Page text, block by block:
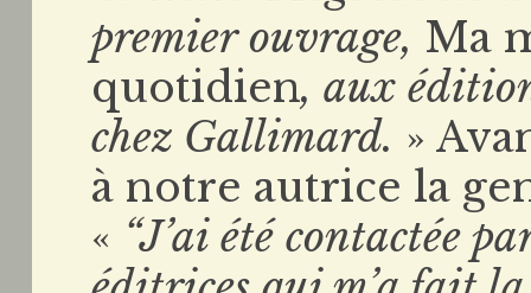
premier ouvrage, Ma
quotidien, aux
chez Gallimard. »
à notre autrice la
« “J’ai été contactée